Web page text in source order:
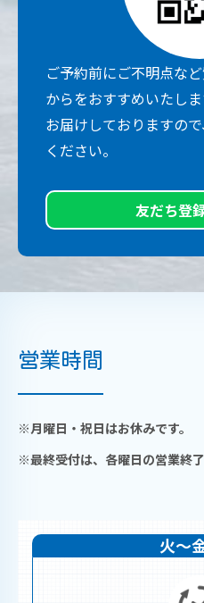
ご予約前にご不明点な
からをおすすめいたし
お届けしておりますの
ください。
友だち登
営業時間
※月曜日・祝日はお休みです。
※最終受付は、各曜日の営業終了
火～